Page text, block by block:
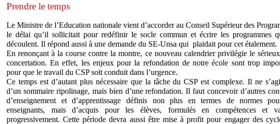
Prendre le temps
Le Ministre de l’Education nationale vient d’accorder au Conseil Supérieur des
le délai qu’il sollicitait pour redéfinir le socle commun et écrire les programmes
découlent. Il répond aussi à une demande du SE-Unsa qui plaidait pour cet étalement.
En renonçant à la course contre la montre, ce nouveau calendrier privilégie le
concertation. En effet, les enjeux pour la refondation de notre école sont trop
pour que le travail du CSP soit conduit dans l’urgence.
Ce temps est d’autant plus nécessaire que la tâche du CSP est complexe. Il ne
d’un sommaire ripolinage, mais bien d’une refondation. Il faut concevoir d’autres
d’enseignement et d’apprentissage définis non plus en termes de normes
enseignants, mais d’acquis pour les élèves, formulés en compétences et
progressivement. Cette période devra aussi être mise à profit pour engager des